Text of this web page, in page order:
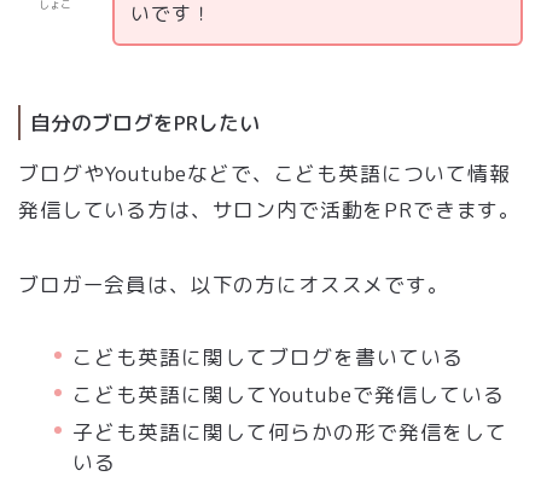
しょこ
いです！
自分のブログをPRしたい
ブログやYoutubeなどで、こども英語について情報
発信している方は、サロン内で活動をPRできます。
ブロガー会員は、以下の方にオススメです。
こども英語に関してブログを書いている
こども英語に関してYoutubeで発信している
子ども英語に関して何らかの形で発信をして
いる